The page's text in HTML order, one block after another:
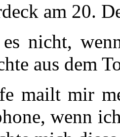
am 20.
nicht,
aus dem
mailt mir
wenn